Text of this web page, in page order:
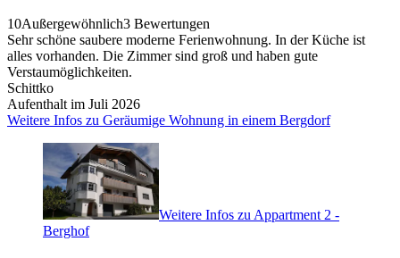
10Außergewöhnlich3 Bewertungen
Sehr schöne saubere moderne Ferienwohnung. In der Küche ist
alles vorhanden. Die Zimmer sind groß und haben gute
Verstaumöglichkeiten.
Schittko
Aufenthalt im Juli 2026
Weitere Infos zu Geräumige Wohnung in einem Bergdorf
Weitere Infos zu Appartment 2 -
Berghof